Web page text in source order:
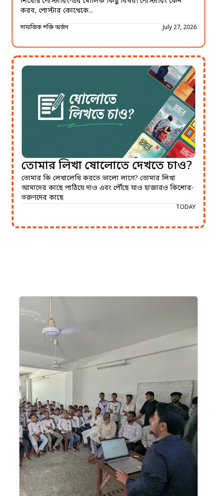
করব, পোস্টার কোত্থেকে...
সামাজিক শক্তি অর্জন July 27, 2026
তোমার লিখা ষোলোতে দেখতে চাও?
তোমার কি লেখালেখি করতে ভালো লাগে? তোমার লিখা
আমাদের কাছে পাঠিয়ে দাও এবং পৌঁছে যাও হাজারও কিশোর-
তরুণদের কাছে
TODAY